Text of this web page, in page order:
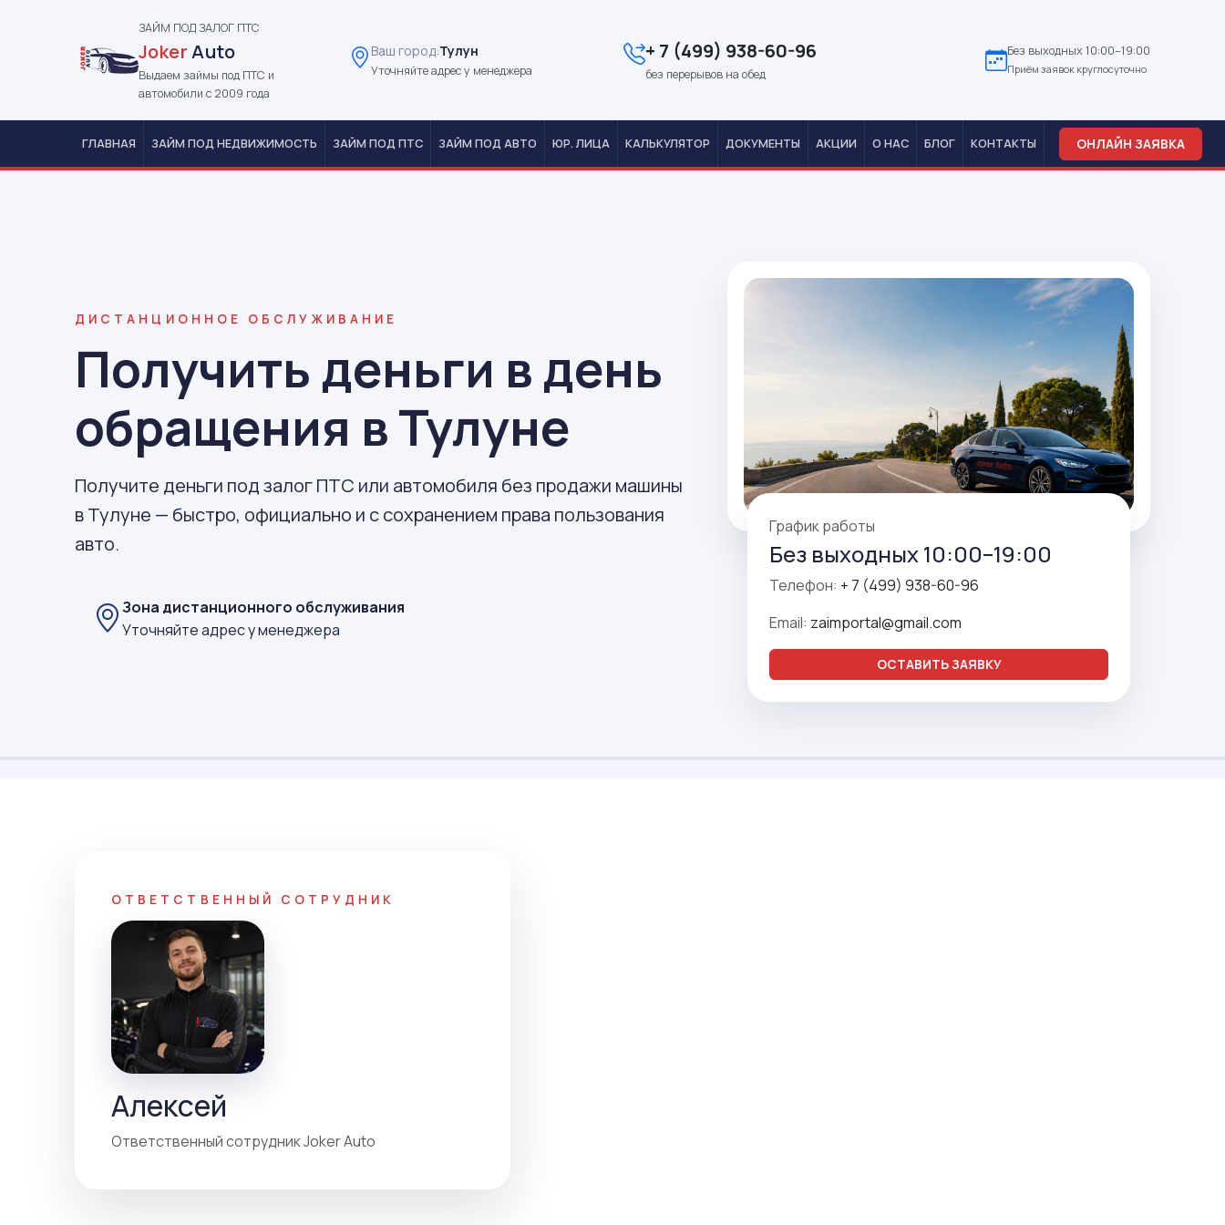
ЗАЙМ ПОД ЗАЛОГ ПТС
JokerAuto
Выдаем займы под ПТС и
автомобили с 2009 года
Ваш город:Тулун
Уточняйте адрес у менеджера
+ 7 (499) 938-60-96
без перерывов на обед
Без выходных 10:00–19:00
Приём заявок круглосуточно
ГЛАВНАЯ ЗАЙМ ПОД НЕДВИЖИМОСТЬ ЗАЙМ ПОД ПТС ЗАЙМ ПОД АВТО ЮР. ЛИЦА КАЛЬКУЛЯТОР ДОКУМЕНТЫ АКЦИИ О НАС БЛОГ КОНТАКТЫ ОНЛАЙН ЗАЯВКА
ДИСТАНЦИОННОЕ ОБСЛУЖИВАНИЕ
Получить деньги в день
обращения в Тулуне
Получите деньги под залог ПТС или автомобиля без продажи машины
в Тулуне — быстро, официально и с сохранением права пользования
авто.
Зона дистанционного обслуживания
Уточняйте адрес у менеджера
График работы
Без выходных 10:00–19:00
Телефон: + 7 (499) 938-60-96
Email: zaimportal@gmail.com
ОСТАВИТЬ ЗАЯВКУ
ОТВЕТСТВЕННЫЙ СОТРУДНИК
Алексей
Ответственный сотрудник Joker Auto